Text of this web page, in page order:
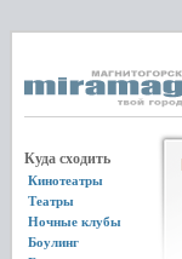
Куда сходить
Кинотеатры
Театры
Ночные клубы
Боулинг